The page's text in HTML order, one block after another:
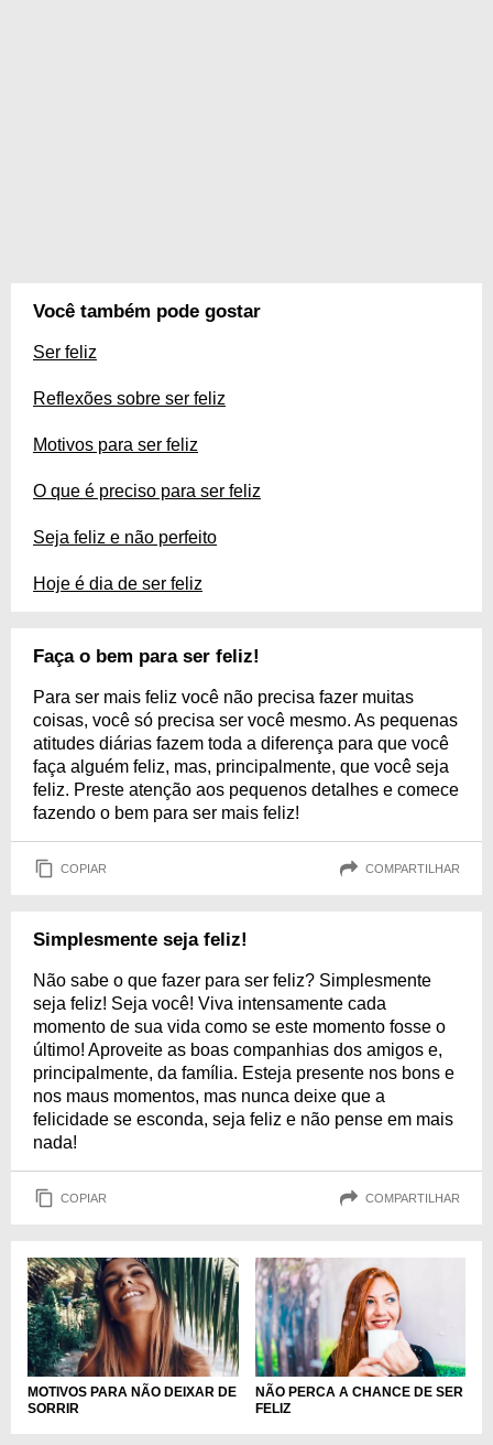
Você também pode gostar
Ser feliz
Reflexões sobre ser feliz
Motivos para ser feliz
O que é preciso para ser feliz
Seja feliz e não perfeito
Hoje é dia de ser feliz
Faça o bem para ser feliz!
Para ser mais feliz você não precisa fazer muitas
coisas, você só precisa ser você mesmo. As pequenas
atitudes diárias fazem toda a diferença para que você
faça alguém feliz, mas, principalmente, que você seja
feliz. Preste atenção aos pequenos detalhes e comece
fazendo o bem para ser mais feliz!
COPIAR COMPARTILHAR
Simplesmente seja feliz!
Não sabe o que fazer para ser feliz? Simplesmente
seja feliz! Seja você! Viva intensamente cada
momento de sua vida como se este momento fosse o
último! Aproveite as boas companhias dos amigos e,
principalmente, da família. Esteja presente nos bons e
nos maus momentos, mas nunca deixe que a
felicidade se esconda, seja feliz e não pense em mais
nada!
COPIAR COMPARTILHAR
MOTIVOS PARA NÃO DEIXAR DE
SORRIR
NÃO PERCA A CHANCE DE SER
FELIZ